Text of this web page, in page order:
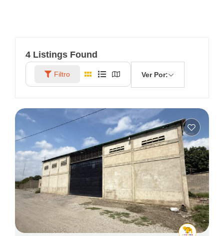
4 Listings Found
Filtro Ver Por: